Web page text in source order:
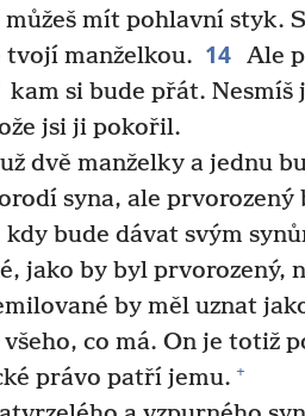
mít pohlavní styk.
tvojí manželkou. 14 Ale
kam si bude přát. Nesmíš
jsi ji pokořil.
dvě manželky a jednu
syna, ale prvorozený
kdy bude dávat svým
jako by byl prvorozený,
by měl uznat
co má. On je totiž
právo patří jemu. +